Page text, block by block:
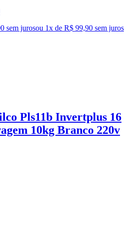
sem jurosou 1x de R$ 99,90 sem juros
Pls11b Invertplus 16
10kg Branco 220v